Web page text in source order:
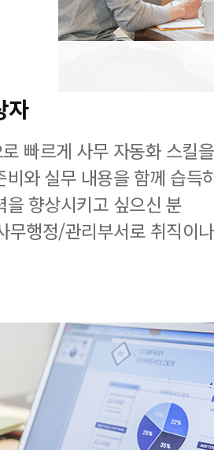
자
빠르게 사무 자동화 스킬
비와 실무 내용을 함께 습득
을 향상시키고 싶으신 분
무행정/관리부서로 취직이